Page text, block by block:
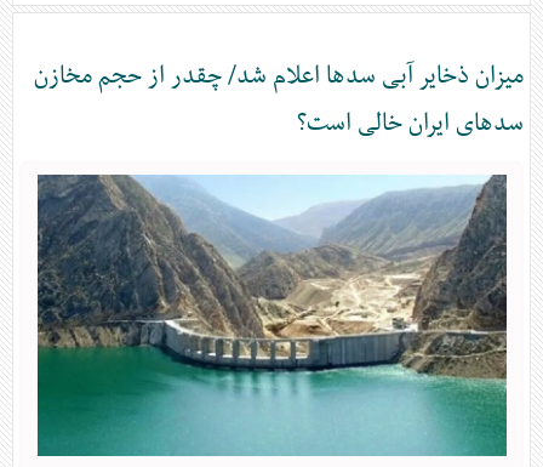
ها
میزان ذخایر آبی سد‌ها اعلام شد/ چقدر از حجم مخازن
سد‌های ایران خالی است؟